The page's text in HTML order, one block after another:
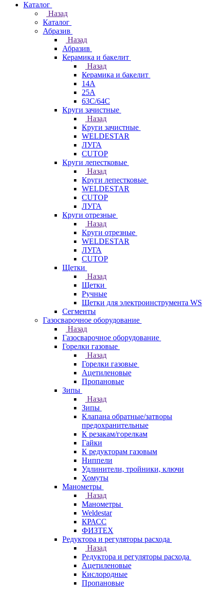
Каталог
Назад
Каталог
Абразив
Назад
Абразив
Керамика и бакелит
Назад
Керамика и бакелит
14А
25А
63С/64С
Круги зачистные
Назад
Круги зачистные
WELDESTAR
ЛУГА
CUTOP
Круги лепестковые
Назад
Круги лепестковые
WELDESTAR
CUTOP
ЛУГА
Круги отрезные
Назад
Круги отрезные
WELDESTAR
ЛУГА
CUTOP
Щетки
Назад
Щетки
Ручные
Щетки для электроинструмента WS
Сегменты
Газосварочное оборудование
Назад
Газосварочное оборудование
Горелки газовые
Назад
Горелки газовые
Ацетиленовые
Пропановые
Зипы
Назад
Зипы
Клапана обратные/затворы
предохранительные
К резакам/горелкам
Гайки
К редукторам газовым
Ниппели
Удлинители, тройники, ключи
Хомуты
Манометры
Назад
Манометры
Weldestar
КРАСС
ФИЗТЕХ
Редуктора и регуляторы расхода
Назад
Редуктора и регуляторы расхода
Ацетиленовые
Кислородные
Пропановые